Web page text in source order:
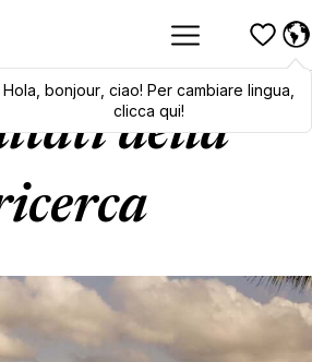
Hola,bonjour,ciao! To switch
languages, click here!
Hola bonjour, ciao! Per cambiare lingua,
clicca qui!
della